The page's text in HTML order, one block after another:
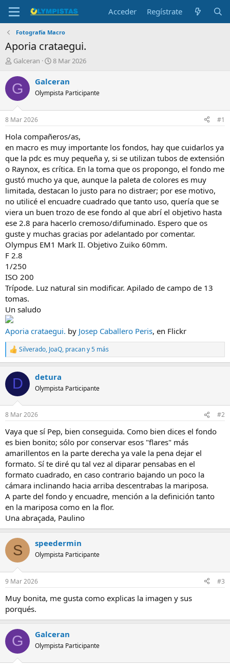
Acceder Regístrate
Fotografía Macro
Aporia crataegui.
I
i
c
a
d
o
r
e
l
t
e
m
a
Galceran
F
c
h
a
i
n
c
o
8 Mar 2026
G Galceran
Olympista Participante
8 Mar 2026 #1
Hola compañeros/as,
en macro es muy importante los fondos, hay que cuidarlos ya
que la pdc es muy pequeña y, si se utilizan tubos de extensión
o Raynox, es crítica. En la toma que os propongo, el fondo me
gustó mucho ya que, aunque la paleta de colores es muy
limitada, destacan lo justo para no distraer; por ese motivo,
no utilicé el encuadre cuadrado que tanto uso, quería que se
viera un buen trozo de ese fondo al que abrí el objetivo hasta
ese 2.8 para hacerlo cremoso/difuminado. Espero que os
guste y muchas gracias por adelantado por comentar.
Olympus EM1 Mark II. Objetivo Zuiko 60mm.
F 2.8
1/250
ISO 200
Trípode. Luz natural sin modificar. Apilado de campo de 13
tomas.
Un saludo
Aporia crataegui. by Josep Caballero Peris, en Flickr
R
e
c
i
e
:
Silverado, JoaQ, pracany 5 más
D detura
Olympista Participante
8 Mar 2026 #2
Vaya que sí Pep, bien conseguida. Como bien dices el fondo
es bien bonito; sólo por conservar esos "flares" más
amarillentos en la parte derecha ya vale la pena dejar el
formato. Sí te diré qu tal vez al diparar pensabas en el
formato cuadrado, en caso contrario bajando un poco la
cámara inclinando hacia arriba descentrabas la mariposa.
A parte del fondo y encuadre, mención a la definición tanto
en la mariposa como en la flor.
Una abraçada, Paulino
S speedermin
Olympista Participante
9 Mar 2026 #3
Muy bonita, me gusta como explicas la imagen y sus
porqués.
G Galceran
Olympista Participante